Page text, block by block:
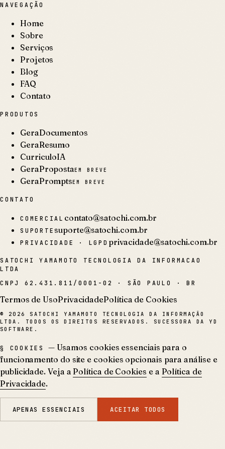
NAVEGAÇÃO
Home
Sobre
Serviços
Projetos
Blog
FAQ
Contato
PRODUTOS
GeraDocumentos
GeraResumo
CurriculoIA
GeraPropostaEM BREVE
GeraPromptsEM BREVE
CONTATO
COMERCIAL contato@satochi.com.br
SUPORTEsuporte@satochi.com.br
PRIVACIDADE · LGPD privacidade@satochi.com.br
SATOCHI YAMAMOTO TECNOLOGIA DA INFORMACAO
LTDA
CNPJ 62.431.811/0001-02 · SÃO PAULO · BR
Termos de UsoPrivacidadePolítica de Cookies
© 2026
SATOCHI YAMAMOTO TECNOLOGIA DA INFORMAÇÃO
LTDA. TODOS OS DIREITOS RESERVADOS. SUCESSORA DA YD
SOFTWARE.
§ COOKIES
— Usamos cookies essenciais para o
funcionamento do site e cookies opcionais para análise e
publicidade. Veja a Política de Cookies e a Política de
Privacidade.
APENAS ESSENCIAIS ACEITAR TODOS